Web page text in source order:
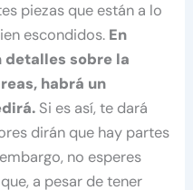
piezas que están a lo
escondidos. En
detalles sobre la
habrá un
Si es así, te dará
dirán que hay partes
no esperes
a pesar de tener